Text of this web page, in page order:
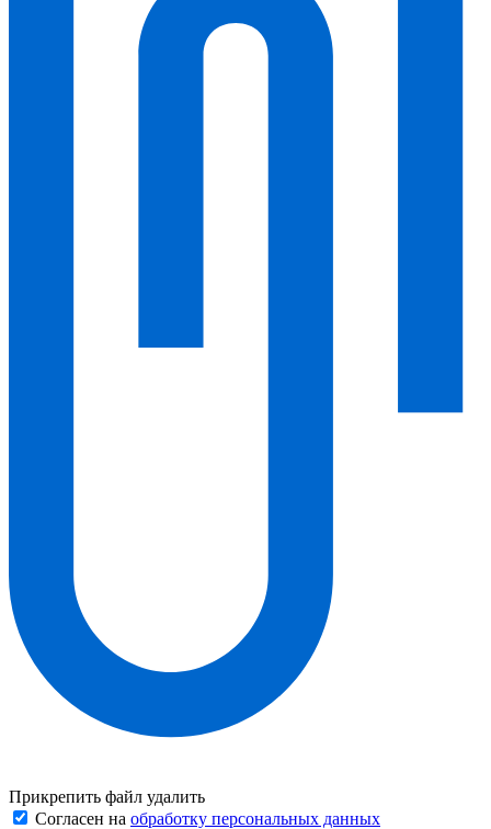
Прикрепить файл удалить
Согласен на обработку персональных данных